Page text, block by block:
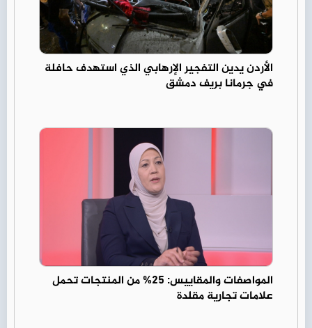
الأردن يدين التفجير الإرهابي الذي استهدف حافلة
في جرمانا بريف دمشق
المواصفات والمقاييس: 25% من المنتجات تحمل
علامات تجارية مقلدة